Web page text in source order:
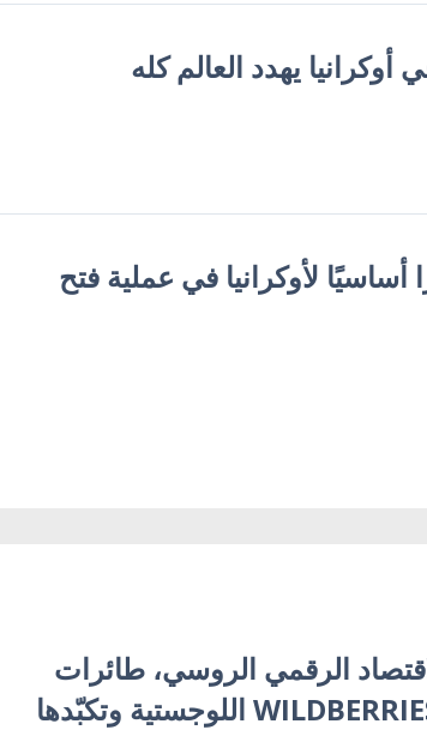
يهدد العالم كله
أساسيًا لأوكرانيا في عملية فتح
الرقمي الروسي، طائرات
أوكرانية تُفجّر شبكة WILDBERRIES اللوجستية وتكبّدها